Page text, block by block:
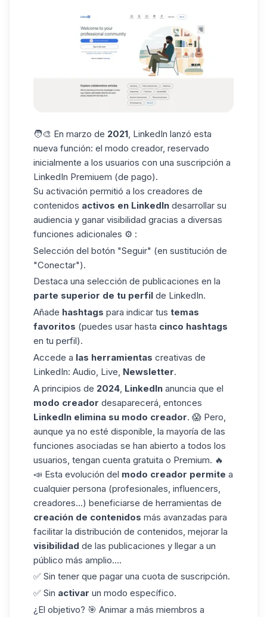
🧑‍🎨 En marzo de 2021 , LinkedIn lanzó esta
nueva función: el modo creador, reservado
inicialmente a los usuarios con una suscripción a
LinkedIn Premiuem (de pago).
Su activación permitió a los creadores de
contenidos activos en LinkedIn desarrollar su
audiencia y ganar visibilidad gracias a diversas
funciones adicionales ⚙️ :
Selección del botón "Seguir" (en sustitución de
"Conectar").
Destaca una selección de publicaciones en la
parte superior de tu perfil de LinkedIn.
Añade hashtags para indicar tus temas
favoritos (puedes usar hasta cinco hashtags
en tu perfil).
Accede a las herramientas creativas de
LinkedIn: Audio, Live, Newsletter.
A principios de 2024 LinkedIn anuncia que el
modo creador desaparecerá, entonces
LinkedIn elimina su modo creador. 😱 Pero,
aunque ya no esté disponible, la mayoría de las
funciones asociadas se han abierto a todos los
usuarios, tengan cuenta gratuita o Premium. 🔥
📣 Esta evolución del modo creador permite a
cualquier persona (profesionales, influencers,
creadores...) beneficiarse de herramientas de
creación de contenidos más avanzadas para
facilitar la distribución de contenidos, mejorar la
visibilidad de las publicaciones y llegar a un
público más amplio....
✅ Sin tener que pagar una cuota de suscripción.
✅ Sin activar un modo específico.
¿El objetivo? 🎯 Animar a más miembros a